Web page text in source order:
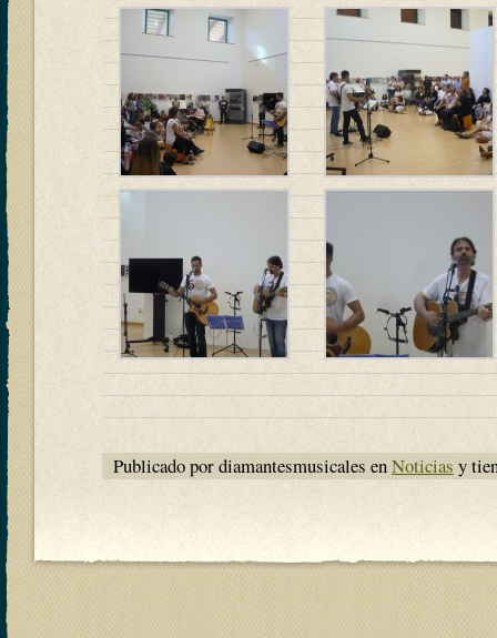
Publicado por diamantesmusicales enNoticias y